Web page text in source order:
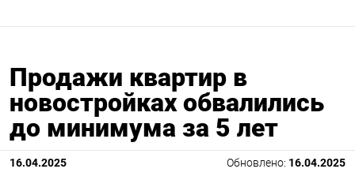
Продажи квартир в
новостройках обвалились
до минимума за 5 лет
16.04.2025 Обновлено: 16.04.2025